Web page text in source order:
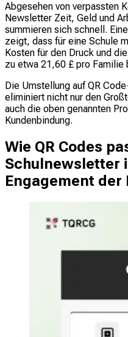
Abgesehen von verpassten
Newsletter Zeit, Geld und
summieren sich schnell.
zeigt, dass für eine Schule
Kosten für den Druck und
zu etwa 21,60 £ pro Familie
Die Umstellung auf QR
eliminiert nicht nur den
auch die oben genannten
Kundenbindung.
Wie QR Codes
Schulnewsletter
Engagement